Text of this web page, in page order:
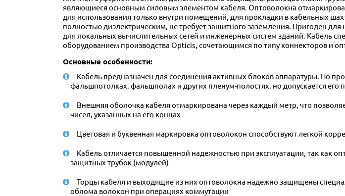
являющиеся основным силовым элементом кабеля. Оптоволокна
для использования только внутри помещений, для прокладки в кабельных
полностью диэлектрическим, не требует защитного заземления. Пригоден
для локальных вычислительных сетей и инженерных систем зданий. Кабель
оборудованием производства Opticis, сочетающимся по типу коннекторов и
Основные особенности:
Кабель предназначен для соединения активных блоков аппаратуры. По
фальшпотолках, фальшполах и других пленум-полостях, но допускается его
Внешняя оболочка кабеля отмаркирована через каждый метр, что
чисел, указанных на его концах
Цветовая и буквенная маркировка оптоволокон способствуют легкой
Кабель отличается повышенной надежностью при эксплуатации, так как
защитных трубок (модулей)
Торцы кабеля и выходящие из них оптоволокна надежно защищены
облома волокон при операциях коммутации